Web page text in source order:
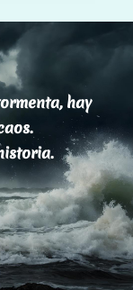
hay